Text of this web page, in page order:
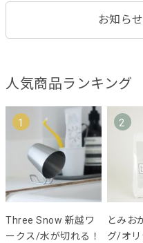
お知ら
人気商品ランキング
1
Three Snow 新越ワ
ークス/水が切れる！
2
とみお
グ/オ